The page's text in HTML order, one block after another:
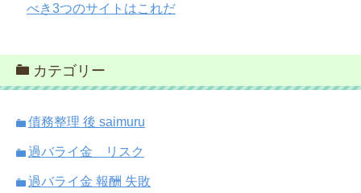
べき3つのサイトはこれだ
カテゴリー
債務整理 後 saimuru
過バライ金 リスク
過バライ金 報酬 失敗